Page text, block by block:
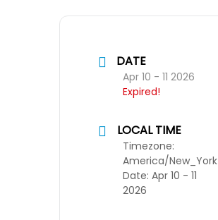
DATE
Apr 10 - 11 2026
Expired!
LOCAL TIME
Timezone:
America/New_York
Date: Apr 10 - 11
2026